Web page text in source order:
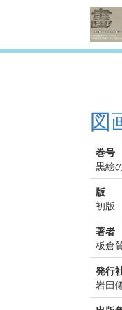
図
巻号
黒絵
版
初版
著者
板倉
発行
岩田